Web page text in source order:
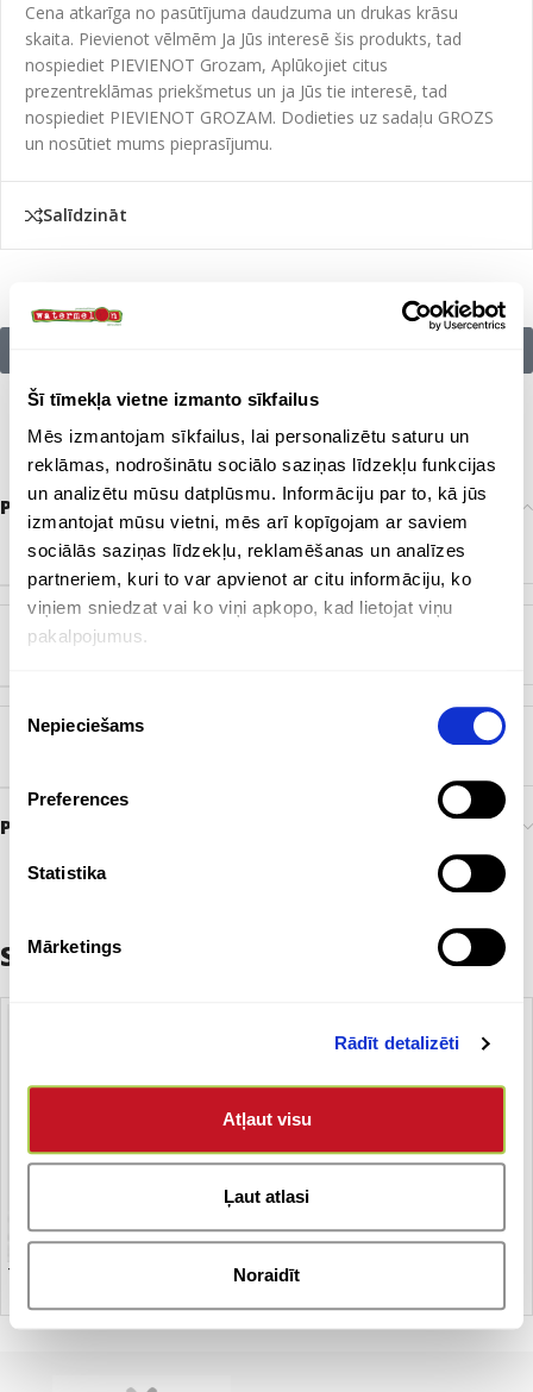
Šī tīmekļa vietne izmanto sīkfailus
Mēs izmantojam sīkfailus, lai personalizētu saturu un
reklāmas, nodrošinātu sociālo saziņas līdzekļu funkcijas
un analizētu mūsu datplūsmu. Informāciju par to, kā jūs
izmantojat mūsu vietni, mēs arī kopīgojam ar saviem
sociālās saziņas līdzekļu, reklamēšanas un analīzes
partneriem, kuri to var apvienot ar citu informāciju, ko
viņiem sniedzat vai ko viņi apkopo, kad lietojat viņu
pakalpojumus.
izvēle
Nepieciešams
Preferences
Statistika
Mārketings
Rādīt detalizēti
Atļaut visu
Ļaut atlasi
Noraidīt
Cena atkarīga no pasūtījuma daudzuma un drukas krāsu
skaita. Pievienot vēlmēm Ja Jūs interesē šis produkts, tad
nospiediet PIEVIENOT Grozam, Aplūkojiet citus
prezentreklāmas priekšmetus un ja Jūs tie interesē, tad
nospiediet PIEVIENOT GROZAM. Dodieties uz sadaļu GROZS
un nosūtiet mums pieprasījumu.
Salīdzināt
Papildu informācija
ZĪMOLS
Bez zīmola
KRĀSA
Preces pasūtīšana un piegāde
Saistītie produkti
T – krekls